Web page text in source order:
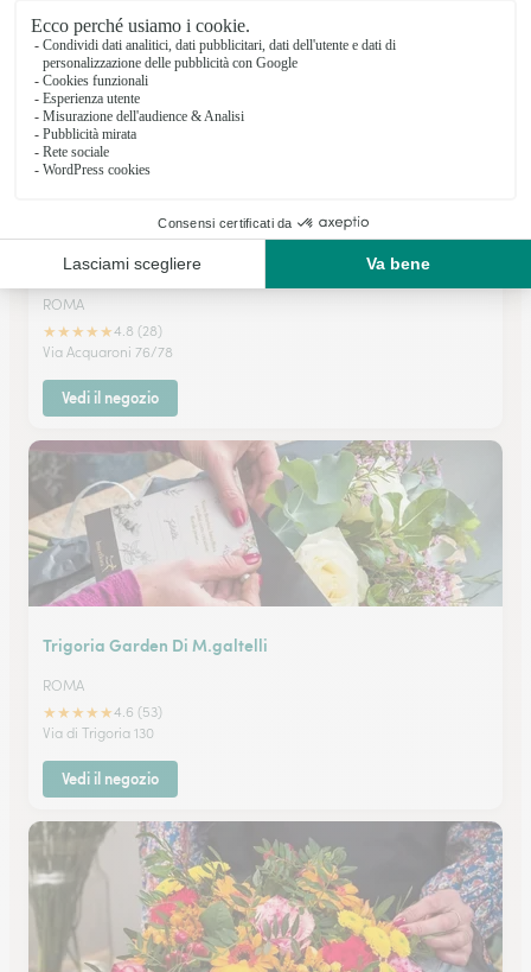
Vedi il negozio
Stillo Giampiero
ROMA
★★★★★4.8 (28)
Via Acquaroni 76/78
Vedi il negozio
Trigoria Garden Di M.galtelli
ROMA
★★★★★4.6 (53)
Via di Trigoria 130
Vedi il negozio